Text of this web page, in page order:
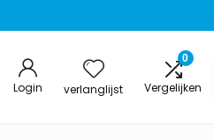
Login verlanglijst
0
Vergelijken